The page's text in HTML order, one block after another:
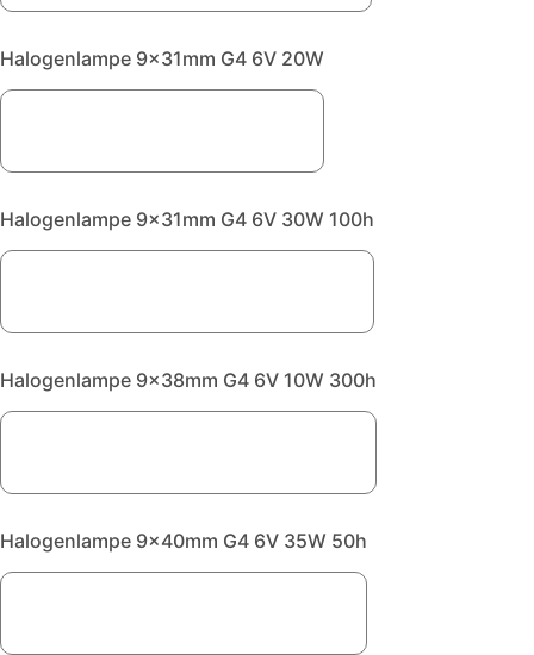
Halogenlampe 9x31mm G4 6V 20W
Halogenlampe 9x31mm G4 6V 30W 100h
Halogenlampe 9x38mm G4 6V 10W 300h
Halogenlampe 9x40mm G4 6V 35W 50h